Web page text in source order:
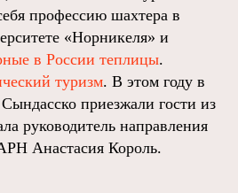
профессию шахтера в
«Норникеля» и
в России теплицы.
туризм. В этом году в
приезжали гости из
руководитель направления
Анастасия Король.